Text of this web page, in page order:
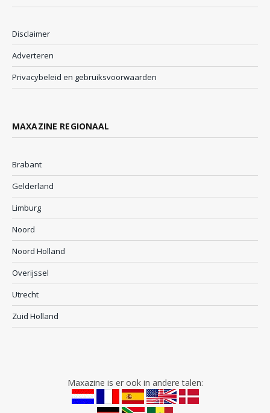
Disclaimer
Adverteren
Privacybeleid en gebruiksvoorwaarden
MAXAZINE REGIONAAL
Brabant
Gelderland
Limburg
Noord
Noord Holland
Overijssel
Utrecht
Zuid Holland
Maxazine is er ook in andere talen: